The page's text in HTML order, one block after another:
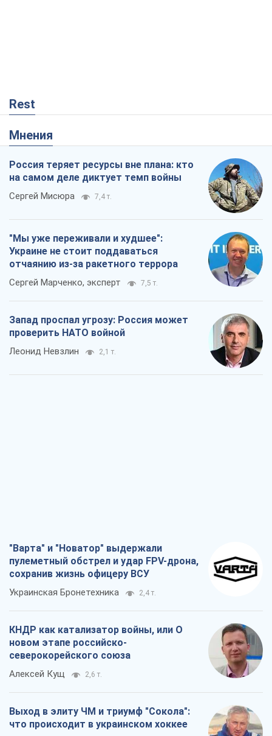
Rest
Мнения
Россия теряет ресурсы вне плана: кто
на самом деле диктует темп войны
Сергей Мисюра 7,4 т.
"Мы уже переживали и худшее":
Украине не стоит поддаваться
отчаянию из-за ракетного террора
Сергей Марченко, эксперт 7,5 т.
Запад проспал угрозу: Россия может
проверить НАТО войной
Леонид Невзлин 2,1 т.
"Варта" и "Новатор" выдержали
пулеметный обстрел и удар FPV-дрона,
сохранив жизнь офицеру ВСУ
Украинская Бронетехника 2,4 т.
КНДР как катализатор войны, или О
новом этапе российско-
северокорейского союза
Алексей Кущ 2,6 т.
Выход в элиту ЧМ и триумф "Сокола":
что происходит в украинском хоккее